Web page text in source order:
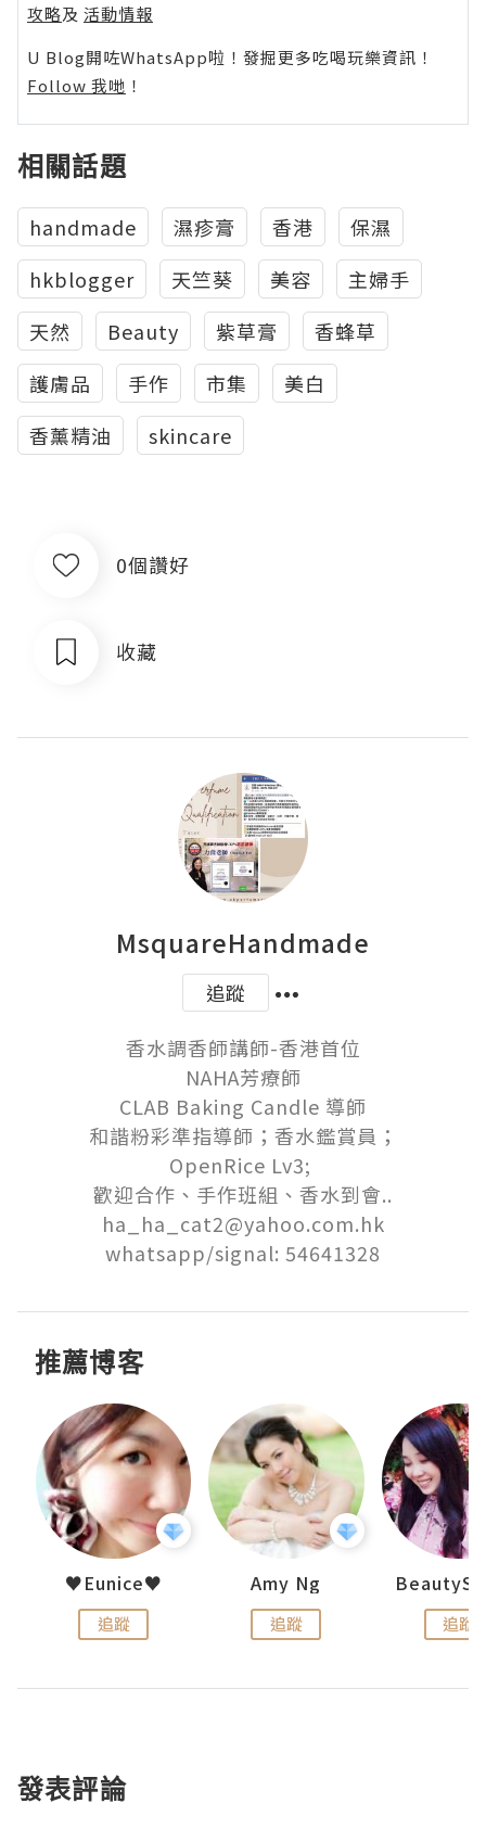
攻略及 活動情報
U Blog開咗WhatsApp啦！發掘更多吃喝玩樂資訊！
Follow 我哋 ！
相關話題
handmade 濕疹膏 香港
保濕
hkblogger
天竺葵 美容
主婦手
天然
Beauty 紫草膏
香蜂草
護膚品
手作 市集
美白
香薰精油
skincare
0個讚好
收藏
MsquareHandmade
追蹤
香水調香師講師-香港首位
NAHA芳療師
CLAB Baking Candle 導師
和諧粉彩準指導師；香水鑑賞員；
OpenRice Lv3;
歡迎合作、手作班組、香水到會..
ha_ha_cat2@yahoo.com.hk
推薦博客
♥Eunice♥
追蹤
Amy Ng
追蹤 追蹤
發表評論